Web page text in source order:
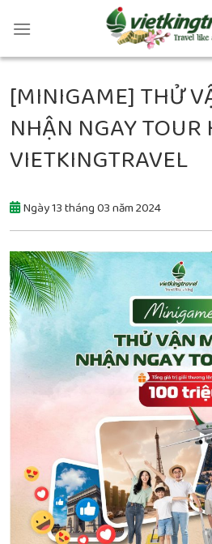
[MINIGAME] THỬ
NHẬN NGAY TOUR
VIETKINGTRAVEL
Ngày 13 tháng 03 năm 2024